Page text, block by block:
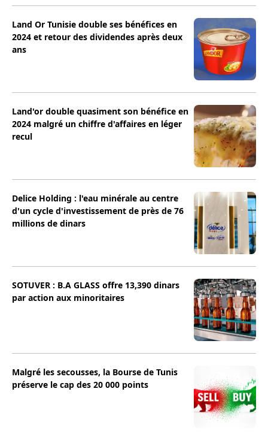
Land Or Tunisie double ses bénéfices en
2024 et retour des dividendes après deux
ans
Land'or double quasiment son bénéfice en
2024 malgré un chiffre d'affaires en léger
recul
Delice Holding : l'eau minérale au centre
d'un cycle d'investissement de près de 76
millions de dinars
SOTUVER : B.A GLASS offre 13,390 dinars
par action aux minoritaires
Malgré les secousses, la Bourse de Tunis
préserve le cap des 20 000 points